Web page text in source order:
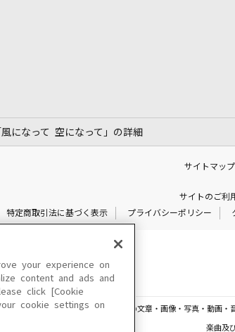
風になって 空になって」の詳細
サイトマップ
サイトのご利
特定商取引法に基づく表示
プライバシーポリシー
このサイトに掲載されている一切の文章・画像・写真・動画
楽曲及
your experience on
content and ads and
click [Cookie
cookie settings on